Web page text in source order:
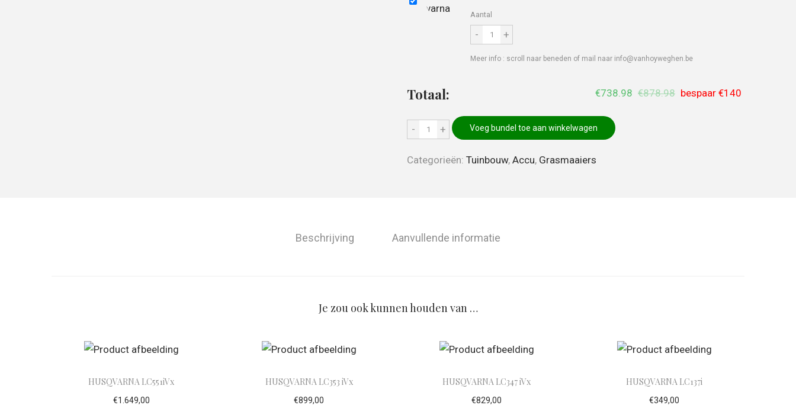
Aantal
- +
Meer info : scroll naar beneden of mail naar info@vanhoyweghen.be
Totaal: €738.98 €878.98 bespaar €140
- + Voeg bundel toe aan winkelwagen
Categorieën: Tuinbouw, Accu, Grasmaaiers
Beschrijving Aanvullende informatie
Je zou ook kunnen houden van …
HUSQVARNA LC551iVx
€1.649,00
HUSQVARNA LC353 iVx
€899,00
HUSQVARNA LC347 iVx
€829,00
HUSQVARNA LC137i
€349,00